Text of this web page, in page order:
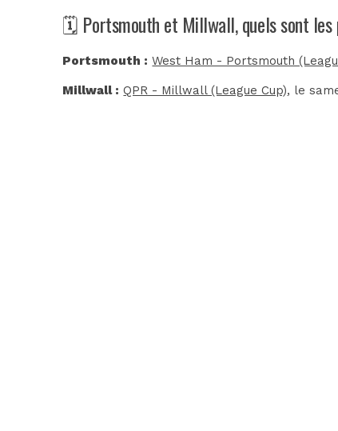
🗓️ Portsmouth et Millwall, quels sont les
Portsmouth : West Ham - Portsmouth
Millwall : QPR - Millwall (League Cup), le